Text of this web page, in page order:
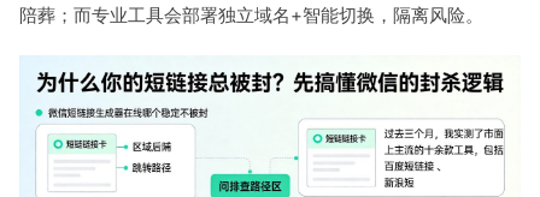
陪葬；而专业工具会部署独立域名+智能切换，隔离风险。